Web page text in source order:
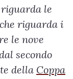
le
riguarda i
le nove
secondo
della Coppa